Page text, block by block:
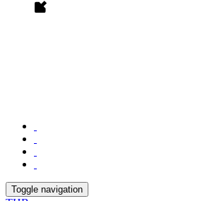
Toggle navigation